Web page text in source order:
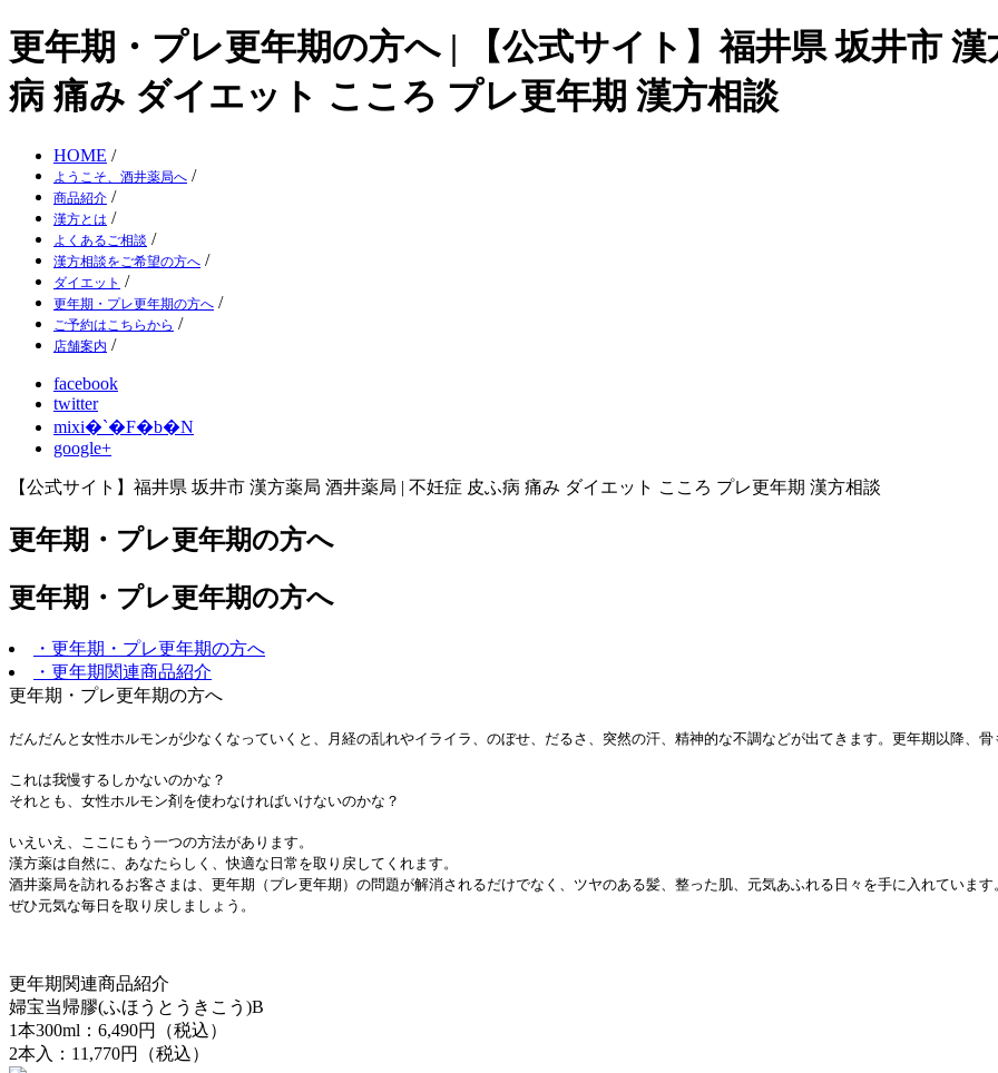
更年期・プレ更年期の方へ | 【公式サイト】福井県 坂井市
病 痛み ダイエット こころ プレ更年期 漢方相談
HOME /
ようこそ、酒井薬局へ /
商品紹介 /
漢方とは /
よくあるご相談 /
漢方相談をご希望の方へ /
ダイエット /
更年期・プレ更年期の方へ /
ご予約はこちらから /
店舗案内 /
facebook
twitter
mixi�`�F�b�N
google+
【公式サイト】福井県 坂井市 漢方薬局 酒井薬局 | 不妊症 皮ふ病 痛み ダイエット こころ プレ更年期 漢方相談
更年期・プレ更年期の方へ
更年期・プレ更年期の方へ
・更年期・プレ更年期の方へ
・更年期関連商品紹介
更年期・プレ更年期の方へ
だんだんと女性ホルモンが少なくなっていくと、月経の乱れやイライラ、のぼせ、だるさ、突然の汗、精神的な不調などが出てきます。更年期以降、骨
これは我慢するしかないのかな？
それとも、女性ホルモン剤を使わなければいけないのかな？
いえいえ、ここにもう一つの方法があります。
漢方薬は自然に、あなたらしく、快適な日常を取り戻してくれます。
酒井薬局を訪れるお客さまは、更年期（プレ更年期）の問題が解消されるだけでなく、ツヤのある髪、整った肌、元気あふれる日々を手に入れています
ぜひ元気な毎日を取り戻しましょう。
更年期関連商品紹介
婦宝当帰膠(ふほうとうきこう)B
1本300ml：6,490円（税込）
2本入：11,770円（税込）